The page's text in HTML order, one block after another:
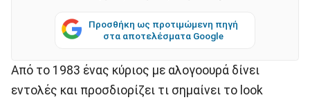
Προσθήκη ως προτιμώμενη πηγή
στα αποτελέσματα Google
Aπό το 1983 ένας κύριος με αλογοουρά δίνει
εντολές και προσδιορίζει τι σημαίνει το look